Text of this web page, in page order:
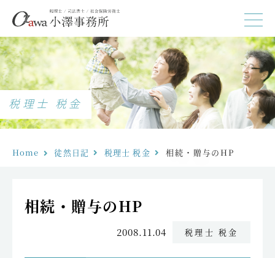
税理士 税金
Home 徒然日記 税理士 税金 相続・贈与のHP
相続・贈与のHP
2008.11.04 税理士 税金